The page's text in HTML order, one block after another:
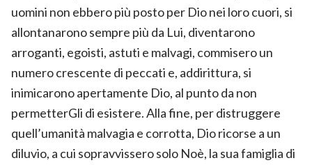
uomini non ebbero più posto per Dio nei loro cuori, si
allontanarono sempre più da Lui, diventarono
arroganti, egoisti, astuti e malvagi, commisero un
numero crescente di peccati e, addirittura, si
inimicarono apertamente Dio, al punto da non
permetterGli di esistere. Alla fine, per distruggere
quell’umanità malvagia e corrotta, Dio ricorse a un
diluvio, a cui sopravvissero solo Noè, la sua famiglia di